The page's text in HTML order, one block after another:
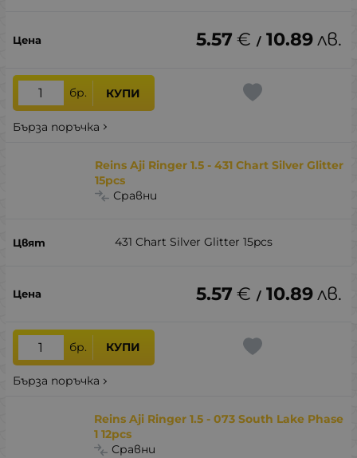
5.57 € / 10.89лв.
бр. КУПИ
Бърза поръчка
Reins Aji Ringer 1.5 - 431 Chart Silver Glitter
15pcs
Сравни
431 Chart Silver Glitter 15pcs
5.57 € / 10.89лв.
бр. КУПИ
Бърза поръчка
Reins Aji Ringer 1.5 - 073 South Lake Phase
1 12pcs
Сравни